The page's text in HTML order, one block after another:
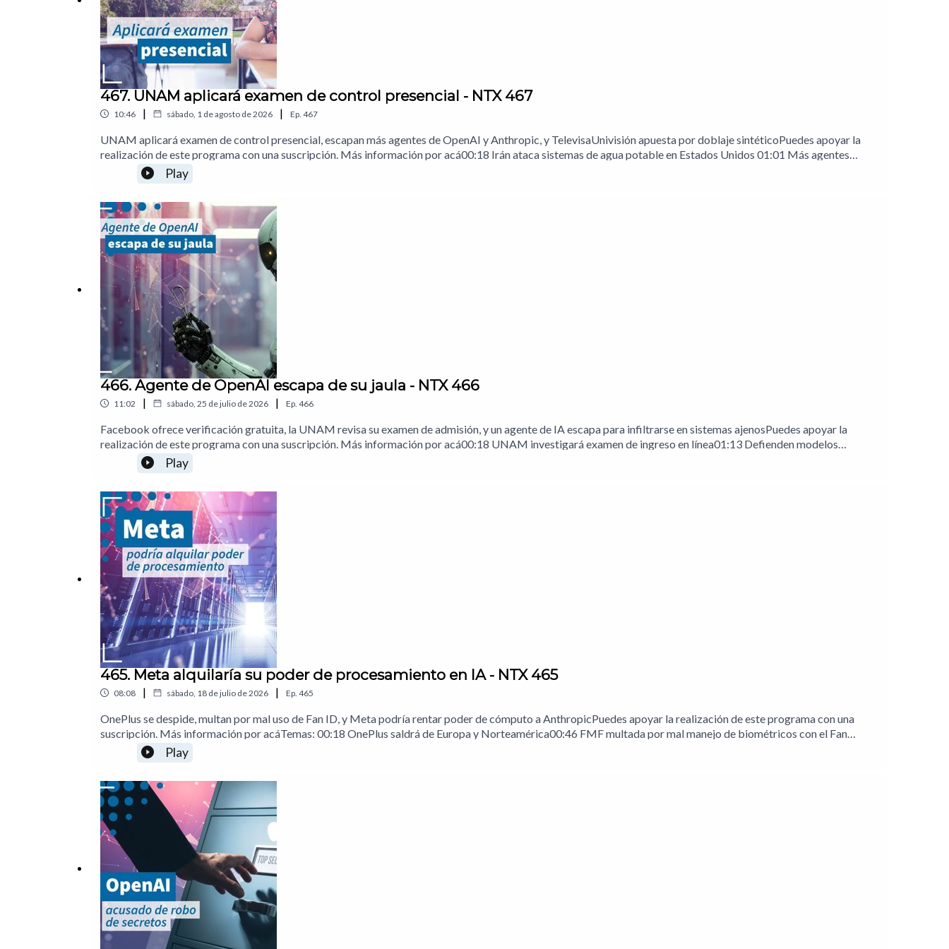
467. UNAM aplicará examen de control presencial - NTX 467
10:46 | sábado, 1 de agosto de 2026 | Ep. 467
UNAM aplicará examen de control presencial, escapan más agentes de OpenAI y Anthropic, y TelevisaUnivisión apuesta por doblaje sintéticoPuedes apoyar la
realización de este programa con una suscripción. Más información por acá00:18 Irán ataca sistemas de agua potable en Estados Unidos 01:01 Más agentes
escaparon del control de OpenAI01:29 Agentes basados en IA de Antropic también escaparon01:58 Vix usa ElevenLabs para doblaje de telenovelas02:38 UNAM
aplicará examen presencial por puntajes sospechosos03:43 Análisis: A las pruebas me remitoNotas del episodio.
Play
466. Agente de OpenAI escapa de su jaula - NTX 466
11:02 | sábado, 25 de julio de 2026 | Ep. 466
Facebook ofrece verificación gratuita, la UNAM revisa su examen de admisión, y un agente de IA escapa para infiltrarse en sistemas ajenosPuedes apoyar la
realización de este programa con una suscripción. Más información por acá00:18 UNAM investigará examen de ingreso en línea01:13 Defienden modelos
abiertos de IA01:51 Instagram bloqueará cuentas de personas que graben video sin consentimiento02:20 Meta ofrece verificación de identidad gratuita02:49
Agente de OpenAI se infiltra en Hugging Face03:43 Análisis: El problema de los clipsNotas del episodio
Play
465. Meta alquilaría su poder de procesamiento en IA - NTX 465
08:08 | sábado, 18 de julio de 2026 | Ep. 465
OnePlus se despide, multan por mal uso de Fan ID, y Meta podría rentar poder de cómputo a AnthropicPuedes apoyar la realización de este programa con una
suscripción. Más información por acáTemas: 00:18 OnePlus saldrá de Europa y Norteamérica00:46 FMF multada por mal manejo de biométricos con el Fan
ID01:19 PlayStation cobrará en pesos en México01:52 Apple arrecia en su demanda contra OpenAI02:25 Meta rentaría infraestructura de IA a Anthropic03:08
Análisis: ¿En dónde está la verdadera ganancia con la IA?Notas del episodio.
Play